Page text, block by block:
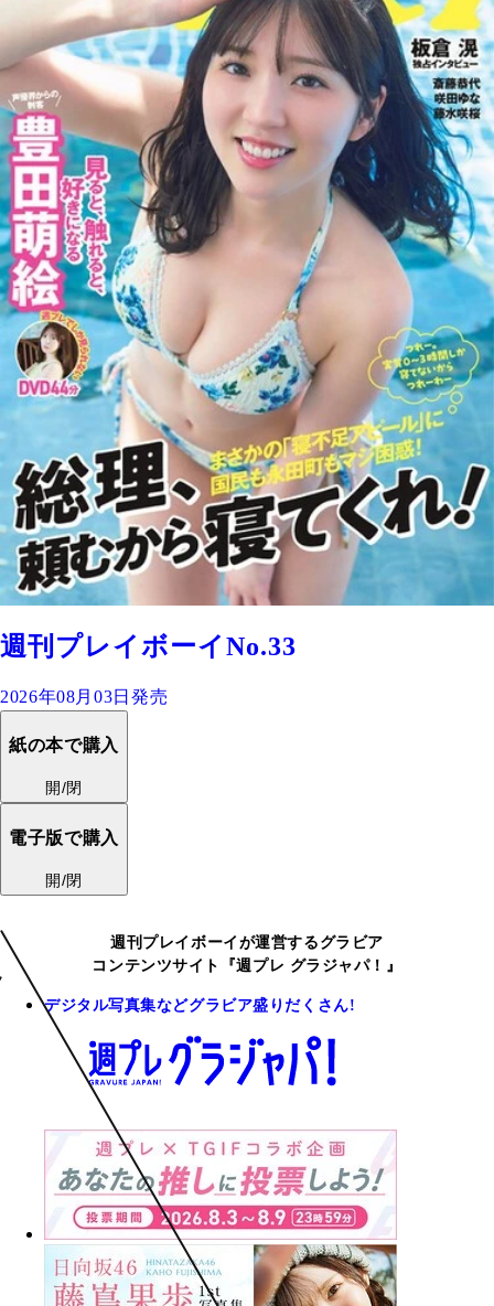
週刊プレイボーイNo.33
2026年08月03日発売
紙の本で購入
開/閉
電子版で購入
開/閉
週刊プレイボーイが運営するグラビア
コンテンツサイト『週プレ グラジャパ！』
デジタル写真集などグラビア盛りだくさん!